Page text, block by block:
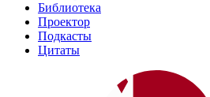
Библиотека
Проектор
Подкасты
Цитаты